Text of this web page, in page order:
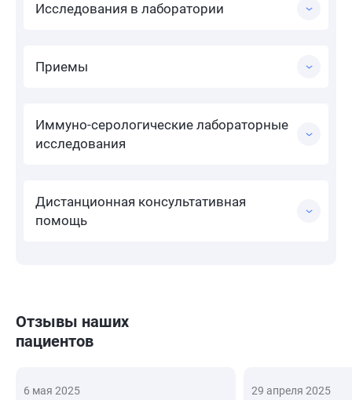
Исследования в лаборатории
Приемы
Иммуно-серологические лабораторные
исследования
Дистанционная консультативная
помощь
Отзывы наших
пациентов
6 мая 2025
29 апреля 2025